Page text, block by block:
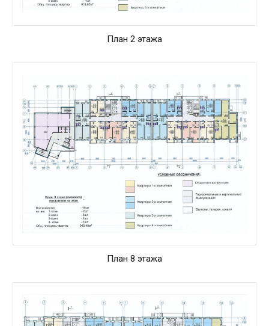
План 2 этажа
План 8 этажа